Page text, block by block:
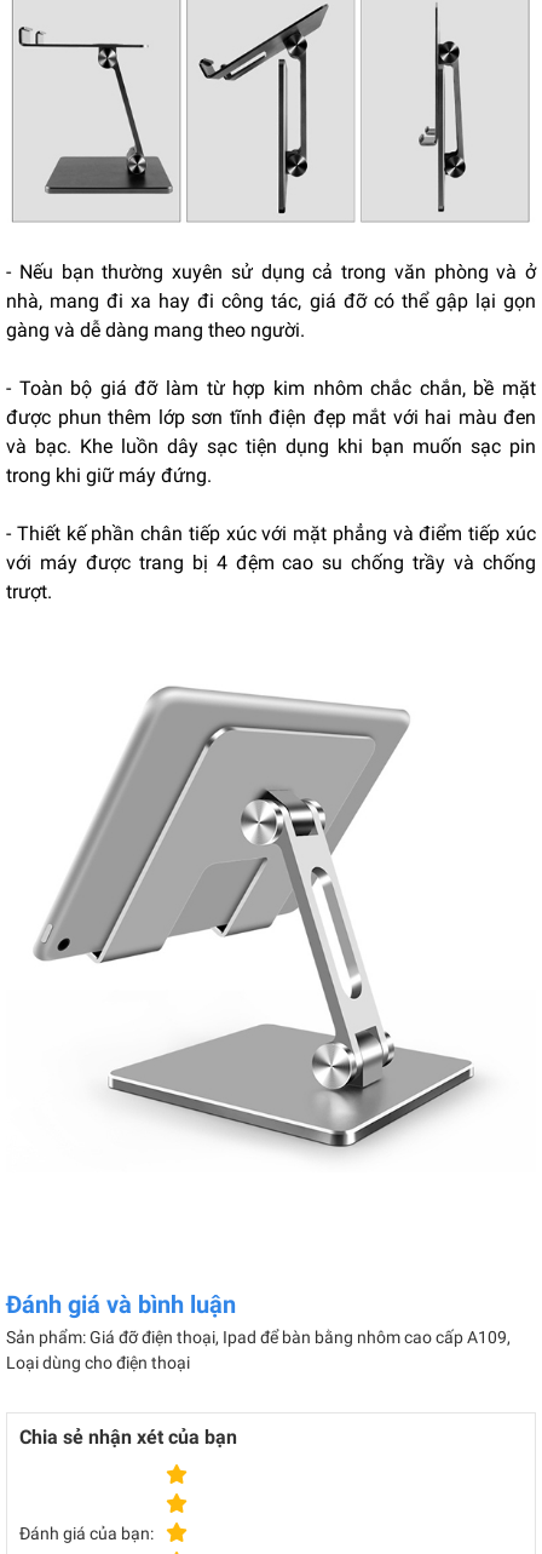
- Nếu bạn thường xuyên sử dụng cả trong văn phòng và ở
nhà, mang đi xa hay đi công tác, giá đỡ có thể gập lại gọn
gàng và dễ dàng mang theo người.
- Toàn bộ giá đỡ làm từ hợp kim nhôm chắc chắn, bề mặt
được phun thêm lớp sơn tĩnh điện đẹp mắt với hai màu đen
và bạc. Khe luồn dây sạc tiện dụng khi bạn muốn sạc pin
trong khi giữ máy đứng.
- Thiết kế phần chân tiếp xúc với mặt phẳng và điểm tiếp xúc
với máy được trang bị 4 đệm cao su chống trầy và chống
trượt.
Đánh giá và bình luận
Sản phẩm: Giá đỡ điện thoại, Ipad để bàn bằng nhôm cao cấp A109,
Loại dùng cho điện thoại
Chia sẻ nhận xét của bạn
Đánh giá của bạn: